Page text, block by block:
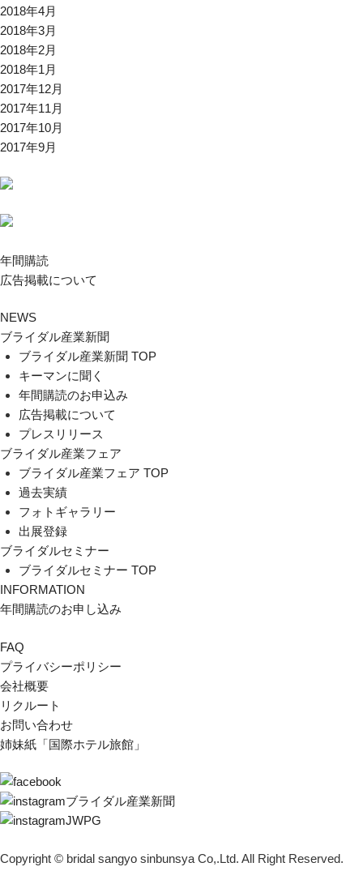
2018年4月
2018年3月
2018年2月
2018年1月
2017年12月
2017年11月
2017年10月
2017年9月
年間購読
広告掲載について
NEWS
ブライダル産業新聞
ブライダル産業新聞 TOP
キーマンに聞く
年間購読のお申込み
広告掲載について
プレスリリース
ブライダル産業フェア
ブライダル産業フェア TOP
過去実績
フォトギャラリー
出展登録
ブライダルセミナー
ブライダルセミナー TOP
INFORMATION
年間購読のお申し込み
FAQ
プライバシーポリシー
会社概要
リクルート
お問い合わせ
姉妹紙「国際ホテル旅館」
ブライダル産業新聞
JWPG
Copyright © bridal sangyo sinbunsya Co,.Ltd. All Right Reserved.